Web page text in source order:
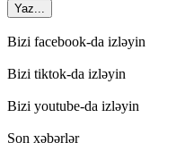
Yaz...
Bizi facebook-da izləyin
Bizi tiktok-da izləyin
Bizi youtube-da izləyin
Son xəbərlər